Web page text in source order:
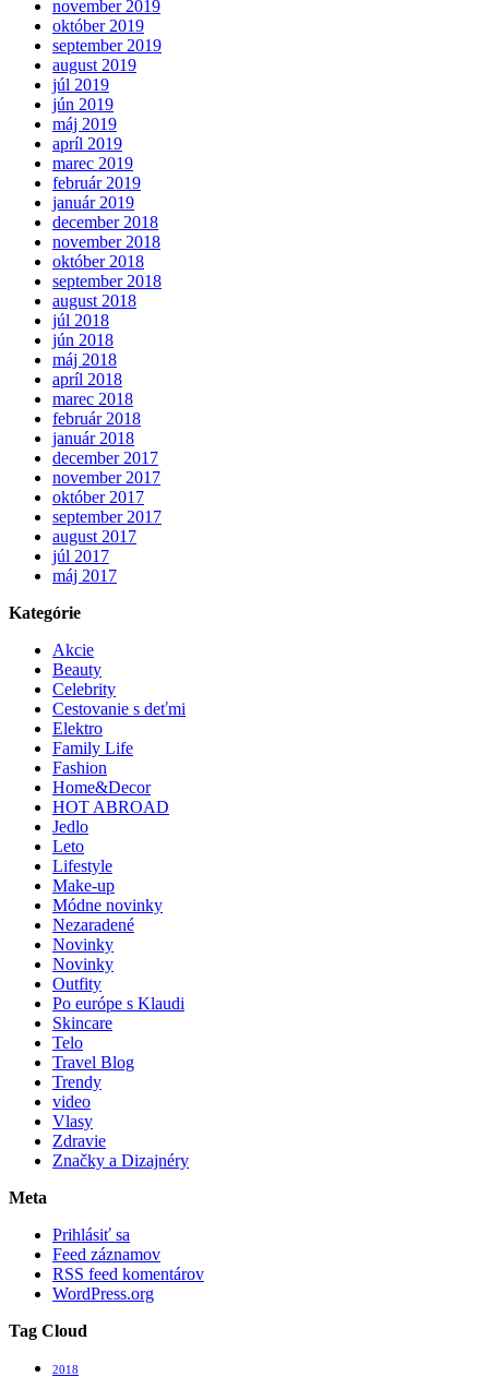
november 2019
október 2019
september 2019
august 2019
júl 2019
jún 2019
máj 2019
apríl 2019
marec 2019
február 2019
január 2019
december 2018
november 2018
október 2018
september 2018
august 2018
júl 2018
jún 2018
máj 2018
apríl 2018
marec 2018
február 2018
január 2018
december 2017
november 2017
október 2017
september 2017
august 2017
júl 2017
máj 2017
Kategórie
Akcie
Beauty
Celebrity
Cestovanie s deťmi
Elektro
Family Life
Fashion
Home&Decor
HOT ABROAD
Jedlo
Leto
Lifestyle
Make-up
Módne novinky
Nezaradené
Novinky
Novinky
Outfity
Po európe s Klaudi
Skincare
Telo
Travel Blog
Trendy
video
Vlasy
Zdravie
Značky a Dizajnéry
Meta
Prihlásiť sa
Feed záznamov
RSS feed komentárov
WordPress.org
Tag Cloud
2018